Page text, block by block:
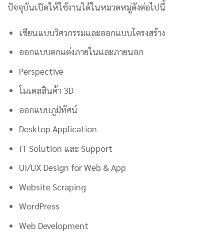
ปัจจุบันเปิดให้ใช้งานได้ในหมวดหมู่ดังต่อไปนี้
เขียนแบบวิศวกรรมและออกแบบโครงสร้าง
ออกแบบตกแต่งภายในและภายนอก
Perspective
โมเดลสินค้า 3D
ออกแบบภูมิทัศน์
Desktop Application
IT Solution และ Support
UI/UX Design for Web & App
Website Scraping
WordPress
Web Development